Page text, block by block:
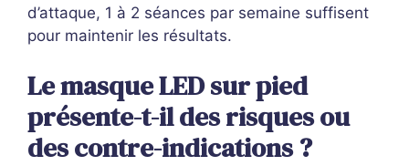
d’attaque, 1 à 2 séances par semaine suffisent
pour maintenir les résultats.
Le masque LED sur pied
présente-t-il des risques ou
des contre-indications ?